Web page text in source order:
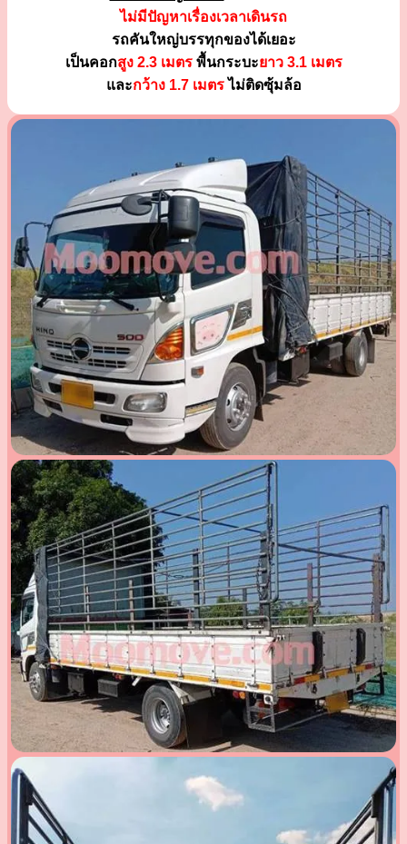
ไม่มีปัญหาเรื่องเวลาเดินรถ
รถคันใหญ่บรรทุกของได้เยอะ
เป็นคอกสูง 2.3 เมตรพื้นกระบะยาว 3.1 เมตร
และกว้าง 1.7 เมตรไม่ติดซุ้มล้อ